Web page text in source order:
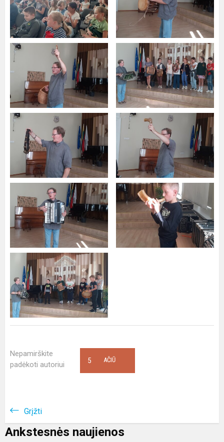
Nepamirškite
padėkoti autoriui
AČIŪ
5
Grįžti
Ankstesnės naujienos